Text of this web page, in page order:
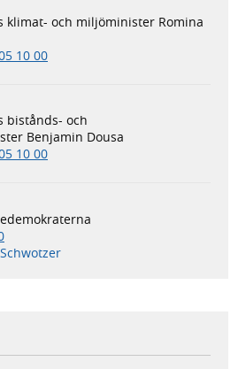
klimat- och miljöminister Romina
10 00
bistånds- och
Benjamin Dousa
10 00